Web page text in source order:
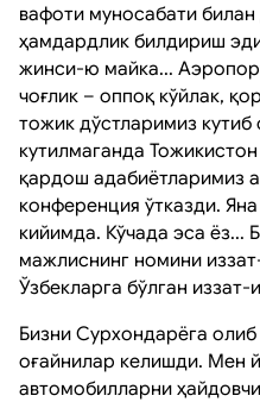
вафоти муносабати
ҳамдардлик билдириш
жинси-ю майка...
чоғлик – оппоқ кўйлак,
тожик дўстларимиз
кутилмаганда
қардош адабиётларимиз
конференция ўтказди.
кийимда. Кўчада эса ёз...
мажлиснинг номини
Ўзбекларга бўлган иззат-
Бизни Сурхондарёга
оғайнилар келишди. Мен
автомобилларни